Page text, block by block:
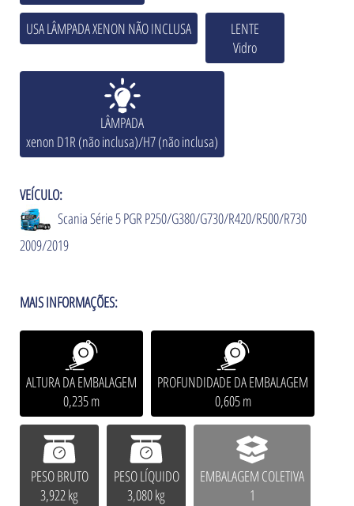
USA LÂMPADA XENON NÃO INCLUSA
LENTE
Vidro
LÂMPADA
xenon D1R (não inclusa)/H7 (não inclusa)
VEÍCULO:
Scania Série 5 PGR P250/G380/G730/R420/R500/R730
2009/2019
MAIS INFORMAÇÕES:
ALTURA DA EMBALAGEM
0,235 m
PROFUNDIDADE DA EMBALAGEM
0,605 m
PESO BRUTO
3,922 kg
PESO LÍQUIDO
3,080 kg
EMBALAGEM COLETIVA
1